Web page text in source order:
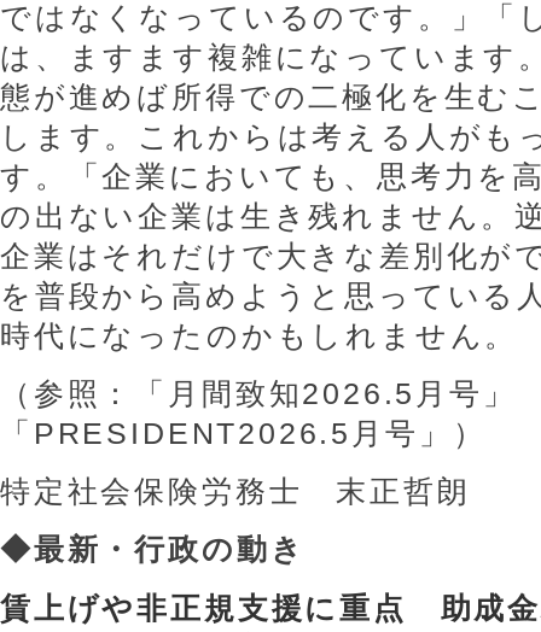
ではなくなっているのです。」「
は、ますます複雑になっています
態が進めば所得での二極化を生む
します。これからは考える人がも
す。「企業においても、思考力を
の出ない企業は生き残れません。
企業はそれだけで大きな差別化が
を普段から高めようと思っている
時代になったのかもしれません。
（参照：「月間致知2026.5月号」
「PRESIDENT2026.5月号」）
特定社会保険労務士 末正哲朗
◆最新・行政の動き
賃上げや非正規支援に重点 助成